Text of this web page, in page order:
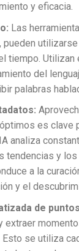
y eficacia.
Las
pueden
tiempo. Utilizan
del
palabras
es clave
analiza
tendencias y
a la
y el
de
extraer
se utiliza